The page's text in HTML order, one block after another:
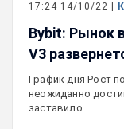
17:24 14/10/22 |
Bybit: Рынок
V3
График дня Рост
неожиданно
заставило…